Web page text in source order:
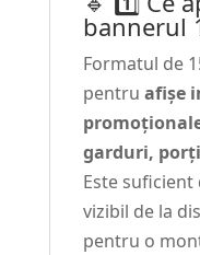
bannerul
Formatul de
pentru afișe
garduri,
Este
vizibil de la
pentru o